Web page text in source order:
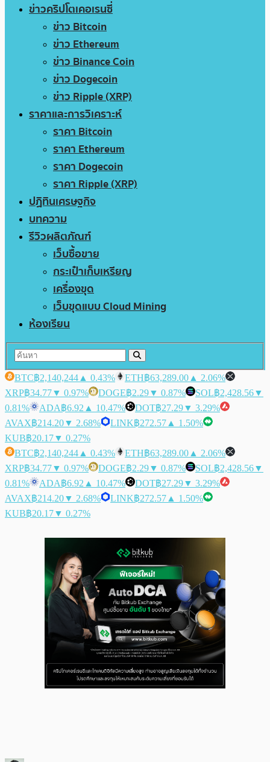
ข่าวคริปโตเคอเรนซี่
ข่าว Bitcoin
ข่าว Ethereum
ข่าว Binance Coin
ข่าว Dogecoin
ข่าว Ripple (XRP)
ราคาและการวิเคราะห์
ราคา Bitcoin
ราคา Ethereum
ราคา Dogecoin
ราคา Ripple (XRP)
ปฏิทินเศรษฐกิจ
บทความ
รีวิวผลิตภัณฑ์
เว็บซื้อขาย
กระเป๋าเก็บเหรียญ
เครื่องขุด
เว็บขุดแบบ Cloud Mining
ห้องเรียน
BTC฿2,140,244 ▲ 0.43% ETH฿63,289.00 ▲ 2.06%
XRP฿34.77▼ 0.97% DOGE฿2.29▼ 0.87% SOL฿2,428.56▼
0.81%
ADA฿6.92 ▲ 10.47% DOT฿27.29▼ 3.29%
AVAX฿214.20▼ 2.68% LINK฿272.57 ▲ 1.50%
KUB฿20.17▼ 0.27%
BTC฿2,140,244 ▲ 0.43% ETH฿63,289.00 ▲ 2.06%
XRP฿34.77▼ 0.97% DOGE฿2.29▼ 0.87% SOL฿2,428.56▼
0.81%
ADA฿6.92 ▲ 10.47% DOT฿27.29▼ 3.29%
AVAX฿214.20▼ 2.68% LINK฿272.57 ▲ 1.50%
KUB฿20.17▼ 0.27%